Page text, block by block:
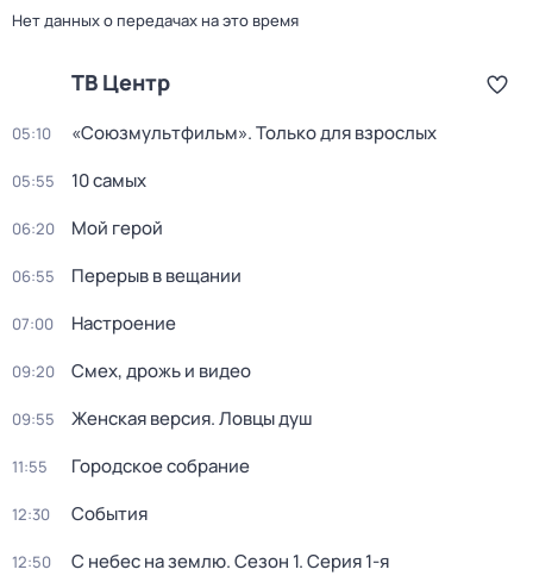
Нет данных о передачах на это время
ТВ Центр
05:10 «Союзмультфильм». Только для взрослых
05:55 10 самых
06:20 Мой герой
06:55 Перерыв в вещании
07:00 Настроение
09:20 Смех, дрожь и видео
09:55 Женская версия. Ловцы душ
11:55 Городское собрание
12:30 События
12:50 С небес на землю. Сезон 1. Серия 1-я